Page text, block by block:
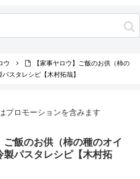
ウ
【家事ヤロウ】ご飯のお供（柿の
スタレシピ【木村拓哉】
プロモーションを含みます
ご飯のお供（柿の種のオイ
製パスタレシピ【木村拓